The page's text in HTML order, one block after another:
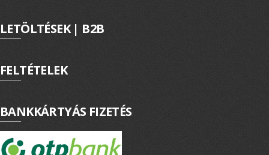
LETÖLTÉSEK | B2B
FELTÉTELEK
BANKKÁRTYÁS FIZETÉS